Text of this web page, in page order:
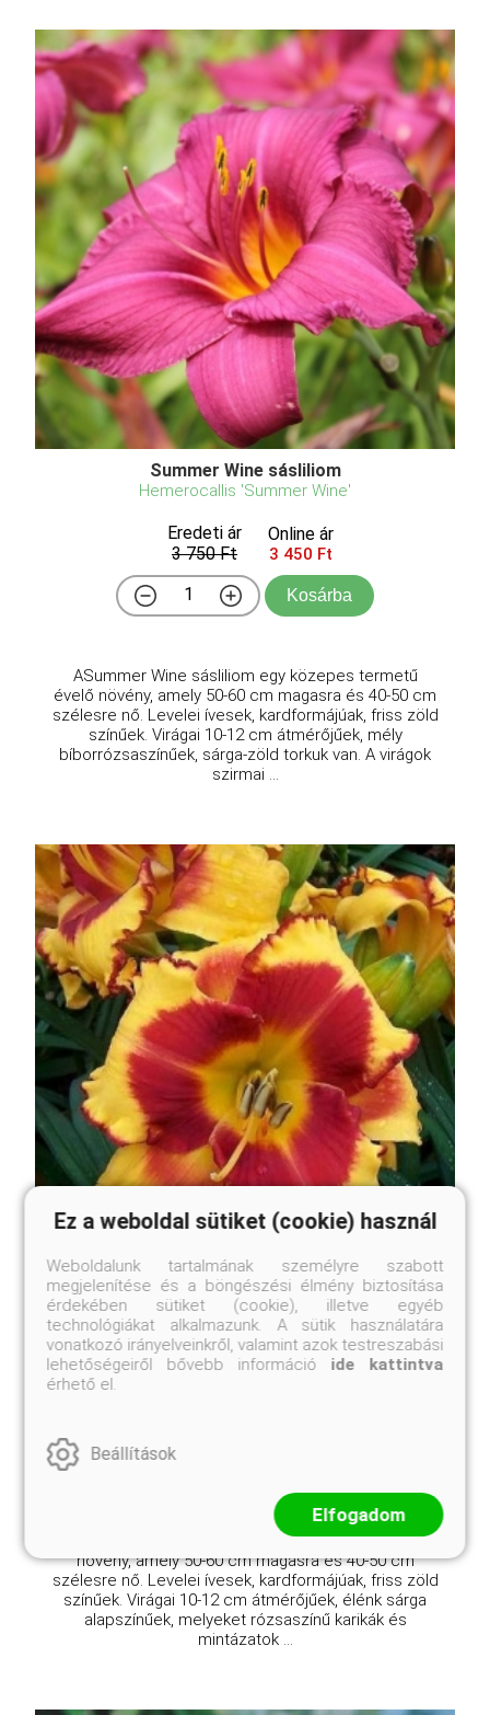
Summer Wine sásliliom
Hemerocallis 'Summer Wine'
Eredeti ár
3 750 Ft
Online ár
3 450 Ft
Kosárba
ASummer Wine sásliliom egy közepes termetű
évelő növény, amely 50-60 cm magasra és 40-50 cm
szélesre nő. Levelei ívesek, kardformájúak, friss zöld
színűek. Virágai 10-12 cm átmérőjűek, mély
bíborrózsaszínűek, sárga-zöld torkuk van. A virágok
szirmai ...
Fooled Me sásliliom
Hemerocallis 'Fooled Me'
A Fooled Me sásliliom egy közepes termetű évelő
növény, amely 50-60 cm magasra és 40-50 cm
szélesre nő. Levelei ívesek, kardformájúak, friss zöld
színűek. Virágai 10-12 cm átmérőjűek, élénk sárga
alapszínűek, melyeket rózsaszínű karikák és
mintázatok ...
Ez a weboldal sütiket (cookie) használ
Weboldalunk tartalmának személyre szabott
megjelenítése és a böngészési élmény biztosítása
érdekében sütiket (cookie), illetve egyéb
technológiákat alkalmazunk. A sütik használatára
vonatkozó irányelveinkről, valamint azok testreszabási
lehetőségeiről bővebb információ ide kattintva
érhető el.
Beállítások
Elfogadom